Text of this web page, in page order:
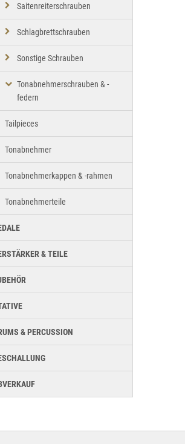
Saitenreiterschrauben
Schlagbrettschrauben
Sonstige Schrauben
Tonabnehmerschrauben & -
federn
Tailpieces
Tonabnehmer
Tonabnehmerkappen & -rahmen
Tonabnehmerteile
& TEILE
& PERCUSSION